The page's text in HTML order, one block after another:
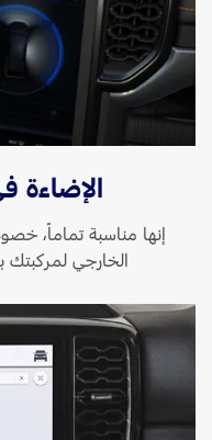
الإضاءة
إنها مناسبة تماماً،
الخارجي